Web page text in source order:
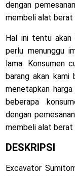
dengan
membeli alat berat
Hal ini tentu akan
perlu menunggu
lama. Konsumen
barang akan kami
menetapkan
beberapa
dengan
membeli alat berat
DESKRIPSI
Excavator